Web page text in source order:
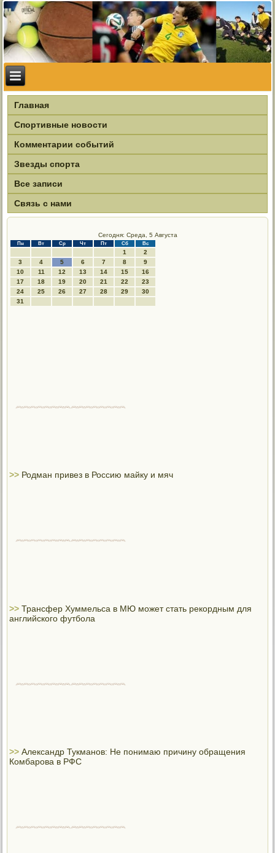
Главная
Спортивные новости
Комментарии событий
Звезды спорта
Все записи
Связь с нами
Сегодня: Среда, 5 Августа
Пн Вт Ср Чт Пт Сб Вс
1
2
3
4 5 6 7 8
9
10
11 12 13 14 15
16
17
18 19 20 21 22
23
24
25 26 27 28 29
30
31
>> Родман привез в Россию майку и мяч
>>Трансфер Хуммельса в МЮ может стать рекордным для
английского футбола
>>Александр Тукманов: Не понимаю причину обращения
Комбарова в РФС